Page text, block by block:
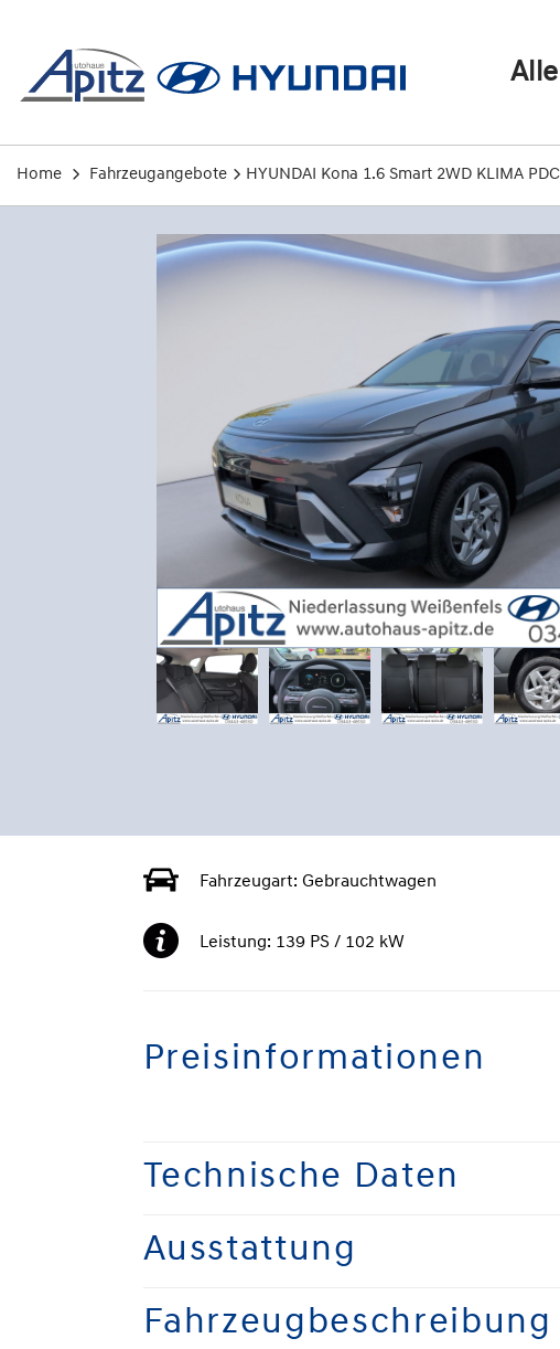
content
Home Fahrzeugangebote HYUNDAI Kona 1.6 Smart 2WD KLIMA
Fahrzeugart: Gebrauchtwagen
Leistung: 139 PS / 102 kW
Preisinformationen
Technische Daten
Ausstattung
Fahrzeugbeschreibung